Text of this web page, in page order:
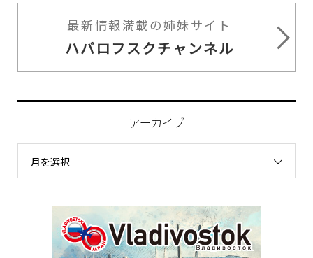
最新情報満載の姉妹サイト
ハバロフスクチャンネル
アーカイブ
月を選択